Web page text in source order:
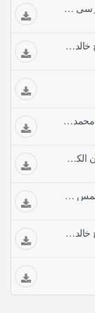
ياسر الدوسري الرقيه الشرعيه الاذان و اية الكرسي مكرره ساعتين لاخراج و حرق الجن و ابطال السحر
الرقيه الشرعية دعاء ابطال سحر الارحام للشيخ خالد الحبشي
الرقيه الشرعية ادعية من القرآن الكريم للشيخ محمد جبريل
الرقية الشرعية ادعية الرقية الشرعية من القرآن الكريم للشيخ محمد جبريل
الرقية الشرعية الرقية الشرعية رقية السحر والمس كاملة
الرقية الشرعية دعاء ابطال سحر الارحام للشيخ خالد الحبشي Khaled ElHabashe